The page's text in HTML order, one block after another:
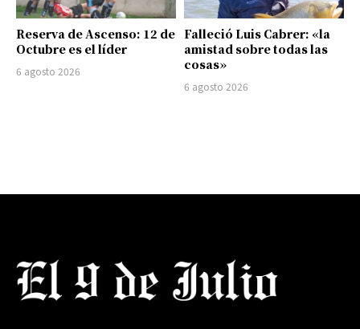
Reserva de Ascenso: 12 de
Octubre es el líder
6 agosto 2026
Falleció Luis Cabrer: «la
amistad sobre todas las
cosas»
6 agosto 2026